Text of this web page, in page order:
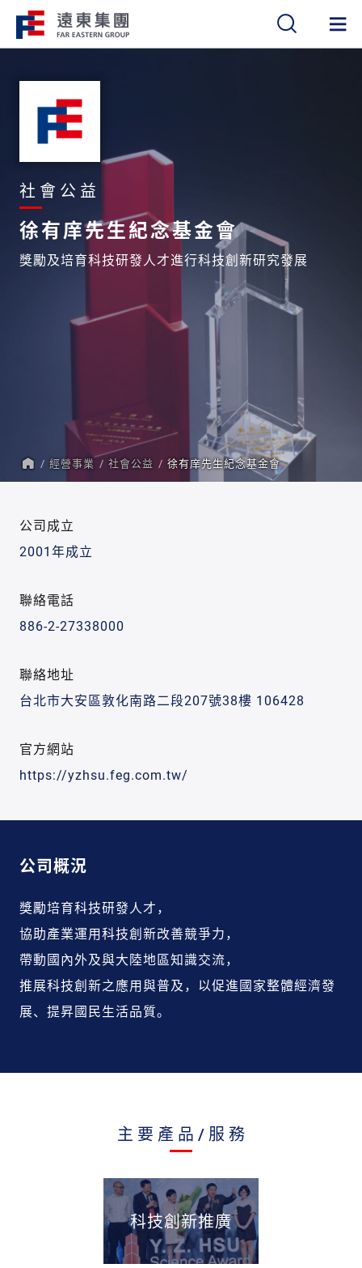
社會公益
徐有庠先生紀念基金會
獎勵及培育科技研發人才進行科技創新研究發展
首
經營事業 社會公益 徐有庠先生紀念基金會
公司成立
2001年成立
聯絡電話
886-2-27338000
聯絡地址
台北市大安區敦化南路二段207號38樓 106428
官方網站
https://yzhsu.feg.com.tw/
公司概況
獎勵培育科技研發人才，
協助產業運用科技創新改善競爭力，
帶動國內外及與大陸地區知識交流，
推展科技創新之應用與普及，以促進國家整體經濟發
展、提昇國民生活品質。
主要產品/服務
科技創新推廣